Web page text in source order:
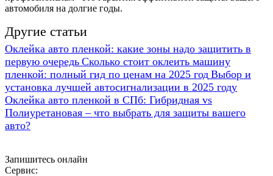
автомобиля на долгие годы.
Другие статьи
Оклейка авто пленкой: какие зоны надо защитить в
первую очередь Сколько стоит оклеить машину
пленкой: полный гид по ценам на 2025 год Выбор и
установка лучшей автосигнализации в 2025 году
Оклейка авто пленкой в СПб: Гибридная vs
Полиуретановая – что выбрать для защиты вашего
авто?
Запишитесь онлайн
Сервис: